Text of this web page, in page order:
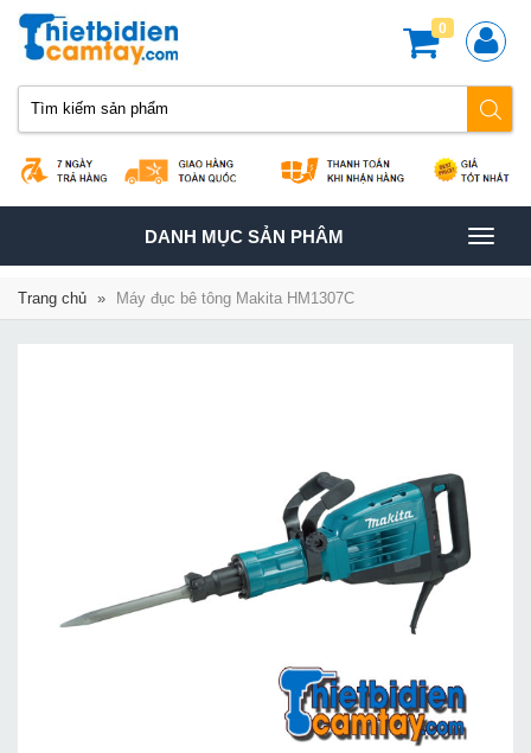
0
TOGGLE
NAVIGATION
DANH MỤC SẢN PHÂM
Trang chủ » Máy đục bê tông Makita HM1307C